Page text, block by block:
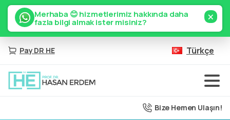
Merhaba 😊 hizmetlerimiz hakkında daha
fazla bilgi almak ister misiniz? ×
Pay DR HE Türkçe
Bize Hemen Ulaşın!